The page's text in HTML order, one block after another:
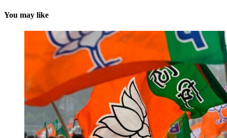
You may like